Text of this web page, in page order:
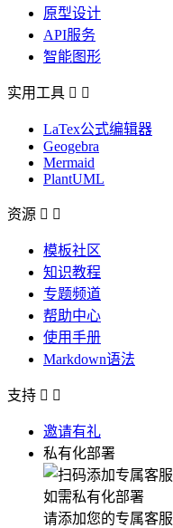
原型设计
API服务
智能图形
实用工具  
LaTex公式编辑器
Geogebra
Mermaid
PlantUML
资源  
模板社区
知识教程
专题频道
帮助中心
使用手册
Markdown语法
支持  
邀请有礼
私有化部署
如需私有化部署
请添加您的专属客服